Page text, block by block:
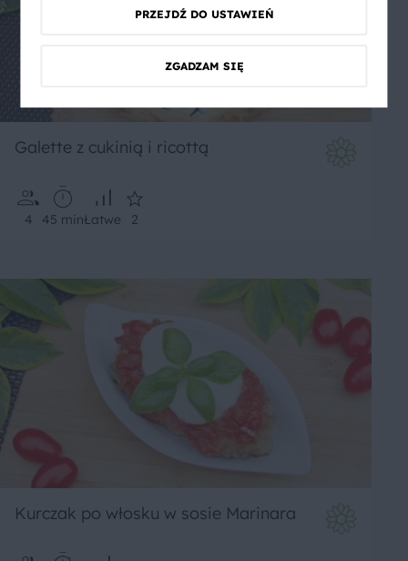
Galette z cukinią i ricottą
4 45 minŁatwe 2
Kurczak po włosku w sosie Marinara
PRZEJDŹ DO USTAWIEŃ
ZGADZAM SIĘ